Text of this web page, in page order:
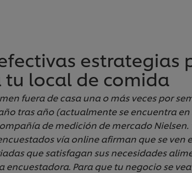
estrategias
local de comida
fuera de casa una o más veces por
tras año (actualmente se encuentra en
de medición de mercado Nielsen.
vía online afirman que se ven
que satisfagan sus necesidades
encuestadora. Para que tu negocio se vea